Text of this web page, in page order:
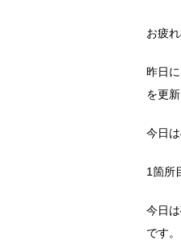
お疲
昨日
を更新
今日
1箇所
今日
です。